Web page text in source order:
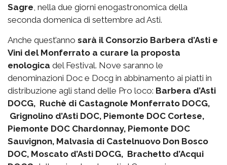
Sagre , nella due giorni enogastronomica della
seconda domenica di settembre ad Asti.
Anche quest’anno sarà il Consorzio Barbera d’Asti e
Vini del Monferrato a curare la proposta
enologica del Festival. Nove saranno le
denominazioni Doc e Docg in abbinamento ai piatti in
distribuzione agli stand delle Pro loco: Barbera d’Asti
DOCG, Ruchè di Castagnole Monferrato DOCG,
Grignolino d’Asti DOC, Piemonte DOC Cortese,
Piemonte DOC Chardonnay, Piemonte DOC
Sauvignon, Malvasia di Castelnuovo Don Bosco
DOC, Moscato d’Asti DOCG, Brachetto d’Acqui